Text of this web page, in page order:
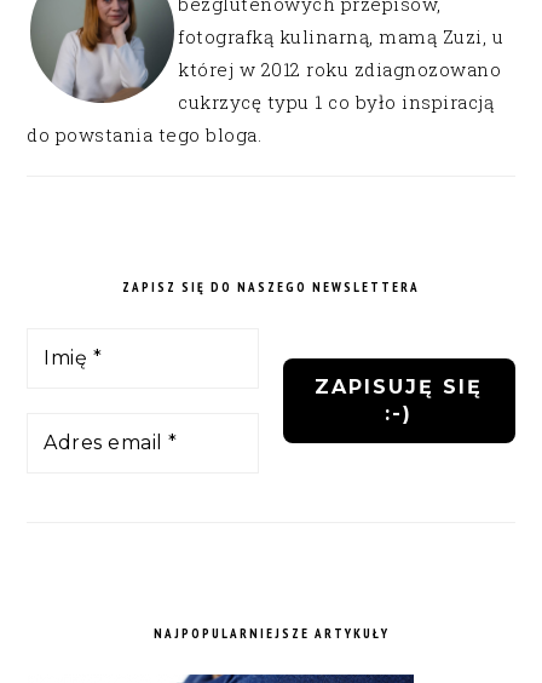
fotografką kulinarną, mamą Zuzi, u
której w 2012 roku zdiagnozowano
cukrzycę typu 1 co było inspiracją
do powstania tego bloga.
ZAPISZ SIĘ DO NASZEGO NEWSLETTERA
NAJPOPULARNIEJSZE ARTYKUŁY